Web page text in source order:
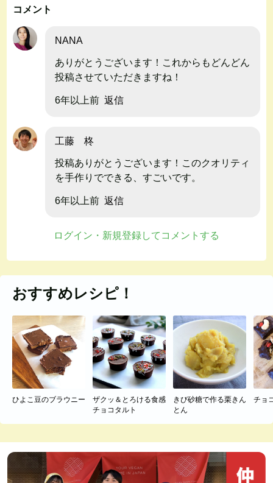
コメント
NANA
ありがとうございます！これからもどんどん
投稿させていただきますね！
6年以上前 返信
工藤 柊
投稿ありがとうございます！このクオリティ
を手作りでできる、すごいです。
6年以上前 返信
ログイン・新規登録してコメントする
おすすめレシピ！
ひよこ豆のブラウニー
ザクッ＆とろける食感
チョコタルト
きび砂糖で作る栗きん
とん
チョ